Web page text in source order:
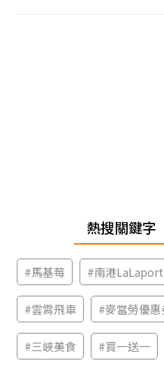
幕Switch遊戲區
熱搜關鍵字
#馬基莓 #南港LaLaport
#雲霄飛車 #麥當勞優
#三峽美食 #買一送一